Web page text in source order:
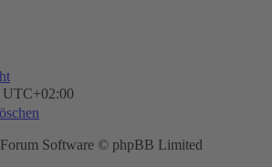
UTC+02:00
Software © phpBB Limited